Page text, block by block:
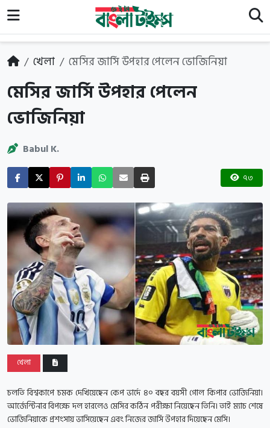
খেলা মেসির জার্সি উপহার পেলেন ভোজিনিয়া
মেসির জার্সি উপহার পেলেন
ভোজিনিয়া
Babul K.
৭৩
খেলা
চলতি বিশ্বকাপে চমক দেখিয়েছেন কেপ ভার্দে ৪০ বছর বয়সী গোল কিপার ভোজিনিয়া।
আর্জেন্টিনার বিপক্ষে দল হারলেও মেসির কঠিন পরীক্ষা নিয়েছেন তিনি। তাই ম্যাচ শেষে
ভোজিনিয়াকে প্রশংসায় ভাসিয়েছেন এবং নিজের জার্সি উপহার দিয়েছেন মেসি।